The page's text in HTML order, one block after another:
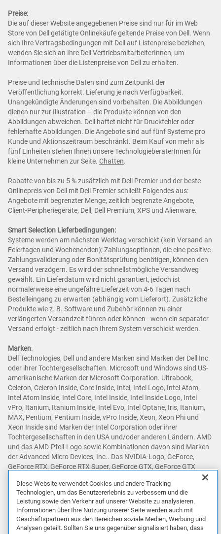
Preise:
Die auf dieser Website angegebenen Preise sind nur für im Web
Store von Dell getätigte Onlinekäufe geltende Preise von Dell. Wenn
sich Ihre Vertragsbedingungen mit Dell auf Listenpreise beziehen,
wenden Sie sich an Ihre Dell VertriebsmitarbeiterInnen, um
Informationen über die Listenpreise von Dell zu erhalten.
Preise und technische Daten sind zum Zeitpunkt der
Veröffentlichung korrekt. Lieferung je nach Verfügbarkeit.
Unangekündigte Änderungen sind vorbehalten. Die Abbildungen
dienen nur zur Illustration – die Produkte können von den
Abbildungen abweichen. Dell haftet nicht für Druckfehler oder
fehlerhafte Abbildungen. Die Angebote sind auf fünf Systeme pro
Kunde und Aktionszeitraum beschränkt. Beim Kauf von mehr als
fünf Einheiten stehen Ihnen unsere TechnologieberaterInnen für
kleine Unternehmen zur Seite. Chatten.
Rabatte von bis zu 5 % zusätzlich mit Dell Premier und der beste
Onlinepreis von Dell mit Dell Premier schließt Folgendes aus:
Angebote mit begrenzter Menge, zeitlich begrenzte Angebote,
Client-Peripheriegeräte, Dell, Dell Premium, XPS und Alienware.
Smart Selection Lieferbedingungen:
Systeme werden am nächsten Werktag verschickt (kein Versand an
Feiertagen und Wochenenden); Zahlungsoptionen, die eine positive
Zahlungsvalidierung oder Bonitätsprüfung benötigen, können den
Versand verzögern. Es wird der schnellstmögliche Versandweg
gewählt. Ein Lieferdatum wird nicht garantiert, jedoch ist
normalerweise eine ungefähre Lieferzeit von 4-6 Tagen nach
Bestelleingang zu erwarten (abhängig vom Lieferort). Zusätzliche
Produkte wie z. B. Software und Zubehör können zu einer
verlängerten Versandzeit führen oder können - wenn ein separater
Versand erfolgt - zeitlich nach Ihrem System verschickt werden.
Marken:
Dell Technologies, Dell und andere Marken sind Marken der Dell Inc.
oder ihrer Tochtergesellschaften. Microsoft und Windows sind US-
amerikanische Marken der Microsoft Corporation. Ultrabook,
Celeron, Celeron Inside, Core Inside, Intel, Intel Logo, Intel Atom,
Intel Atom Inside, Intel Core, Intel Inside, Intel Inside Logo, Intel
vPro, Itanium, Itanium Inside, Intel Evo, Intel Optane, Iris, Itanium,
MAX, Pentium, Pentium Inside, vPro Inside, Xeon, Xeon Phi und
Xeon Inside sind Marken der Intel Corporation oder ihrer
Tochtergesellschaften in den USA und/oder anderen Ländern. AMD
und das AMD-Pfeil-Logo sowie Kombinationen davon sind Marken
der Advanced Micro Devices, Inc.. Das NVIDIA-Logo, GeForce,
GeForce RTX, GeForce RTX Super, GeForce GTX, GeForce GTX
GameStream, G-SYNC, G-SYNC Ultimate, NVLINK, ShadowPlay, SLI,
TXAA, PhysX, GeForce Experience, GeForce NOW, Maxwell, Pascal
und Turing sind Marken und/oder eingetragene Marken der NVIDIA
Corporation in den USA und anderen Ländern. Snapdragon ist eine
Marke oder eingetragene Marke von Qualcomm Incorporated.
Diese Website verwendet Cookies und andere Tracking-
Technologien, um das Benutzererlebnis zu verbessern und die
Leistung sowie den Verkehr auf unserer Website zu analysieren.
Informationen über Ihre Nutzung unserer Seite werden auch mit
Geschäftspartnern aus den Bereichen soziale Medien, Werbung und
Analysen geteilt. Sollten Sie uns gegenüber signalisiert haben, dass